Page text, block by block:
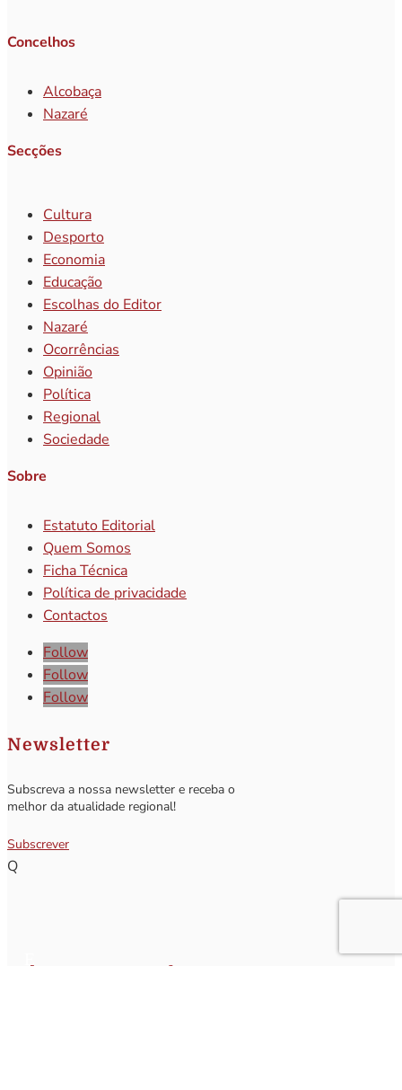
Concelhos
Alcobaça
Nazaré
Secções
Cultura
Desporto
Economia
Educação
Escolhas do Editor
Nazaré
Ocorrências
Opinião
Política
Regional
Sociedade
Sobre
Estatuto Editorial
Quem Somos
Ficha Técnica
Política de privacidade
Contactos
Follow
Follow
Follow
Newsletter
Subscreva a nossa newsletter e receba o
melhor da atualidade regional!
Subscrever
Q